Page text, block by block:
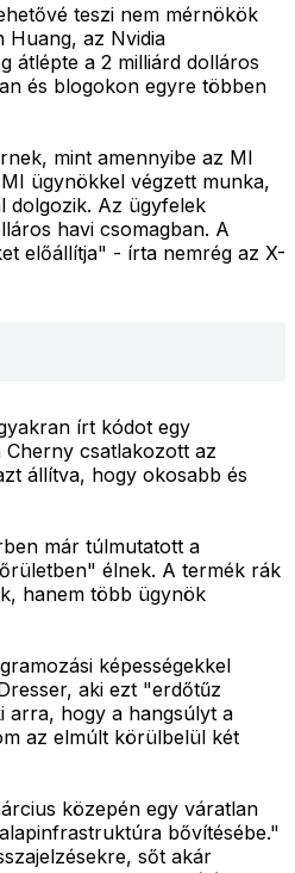
teszi nem mérnökök
Huang, az Nvidia
átlépte a 2 milliárd dolláros
és blogokon egyre többen
mint amennyibe az MI
ügynökkel végzett munka,
dolgozik. Az ügyfelek
havi csomagban. A
előállítja" - írta nemrég az X-
írt kódot egy
csatlakozott az
állítva, hogy okosabb és
már túlmutatott a
élnek. A termék rák
hanem több ügynök
képességekkel
aki ezt "erdőtűz
arra, hogy a hangsúlyt a
az elmúlt körülbelül két
közepén egy váratlan
bővítésébe."
sőt akár